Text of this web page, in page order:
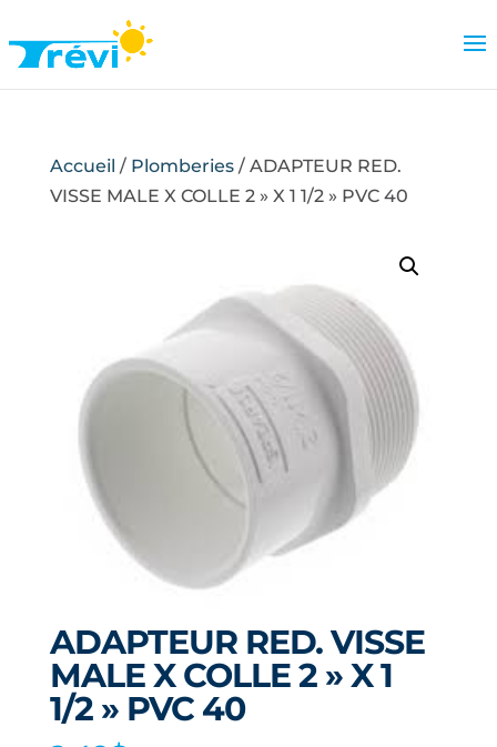
Accueil / Plomberies/ ADAPTEUR RED.
VISSE MALE X COLLE 2 » X 1 1/2 » PVC 40
ADAPTEUR RED. VISSE
MALE X COLLE 2 » X 1
1/2 » PVC 40